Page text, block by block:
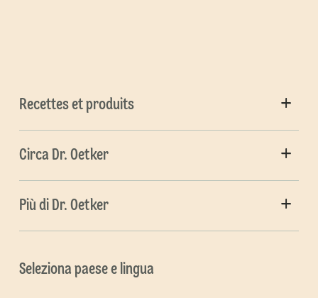
Recettes et produits
Circa Dr. Oetker
Più di Dr. Oetker
Seleziona paese e lingua